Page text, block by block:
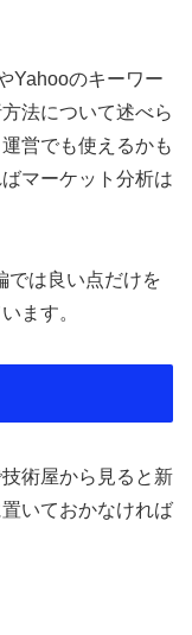
Yahooのキーワー
法について述べら
営でも使えるかも
マーケット分析は
では良い点だけを
ます。
術屋から見ると新
いておかなければ